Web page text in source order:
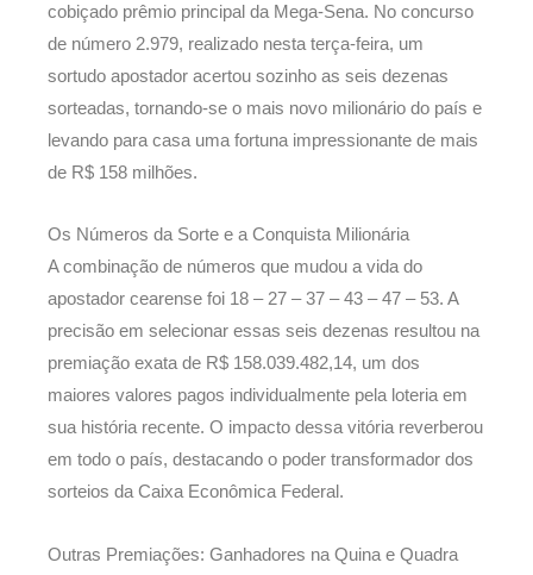
cobiçado prêmio principal da Mega-Sena. No concurso
de número 2.979, realizado nesta terça-feira, um
sortudo apostador acertou sozinho as seis dezenas
sorteadas, tornando-se o mais novo milionário do país e
levando para casa uma fortuna impressionante de mais
de R$ 158 milhões.
Os Números da Sorte e a Conquista Milionária
A combinação de números que mudou a vida do
apostador cearense foi 18 – 27 – 37 – 43 – 47 – 53. A
precisão em selecionar essas seis dezenas resultou na
premiação exata de R$ 158.039.482,14, um dos
maiores valores pagos individualmente pela loteria em
sua história recente. O impacto dessa vitória reverberou
em todo o país, destacando o poder transformador dos
sorteios da Caixa Econômica Federal.
Outras Premiações: Ganhadores na Quina e Quadra